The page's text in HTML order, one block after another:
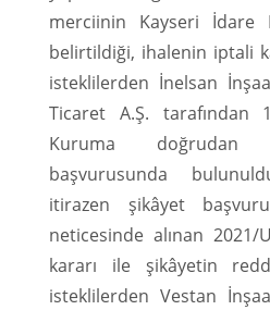
merciinin Kayseri İdare
belirtildiği, ihalenin iptali
isteklilerden İnelsan
Ticaret A.Ş. tarafından
Kuruma doğrudan
başvurusunda
itirazen şikâyet
neticesinde alınan 2021/
kararı ile şikâyetin
isteklilerden Vestan